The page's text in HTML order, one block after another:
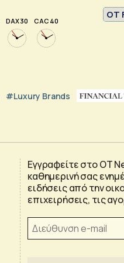
DAX 30 CAC 40
OT
#luxury Brands
Εγγραφείτε στο OT
καθημερινή σας
ειδήσεις από την
επιχειρήσεις, τις